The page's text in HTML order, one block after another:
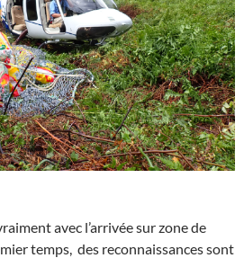
avec l’arrivée sur zone de
temps, des reconnaissances sont